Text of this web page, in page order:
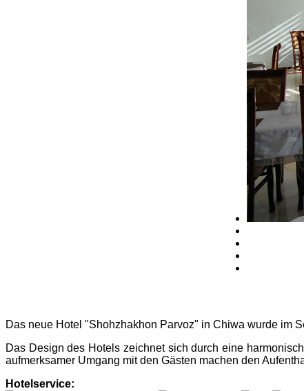
Das neue Hotel "Shohzhakhon Parvoz" in Chiwa wurde im
Das Design des Hotels zeichnet sich durch eine
aufmerksamer Umgang mit den Gästen machen den
Hotelservice: